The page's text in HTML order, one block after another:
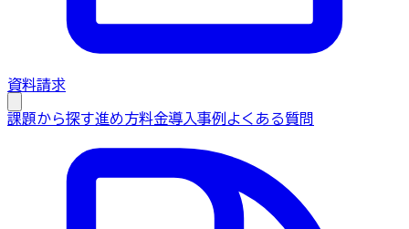
資料請求
課題から探す進め方料金導入事例 よくある質問